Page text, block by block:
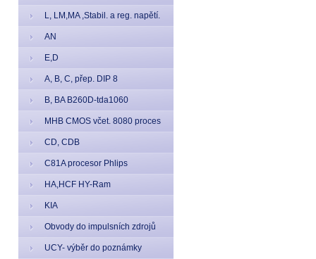
L, LM,MA ,Stabil. a reg. napětí.
AN
E,D
A, B, C, přep. DIP 8
B, BA B260D-tda1060
MHB CMOS včet. 8080 proces
CD, CDB
C81A procesor Phlips
HA,HCF HY-Ram
KIA
Obvody do impulsních zdrojů
UCY- výběr do poznámky